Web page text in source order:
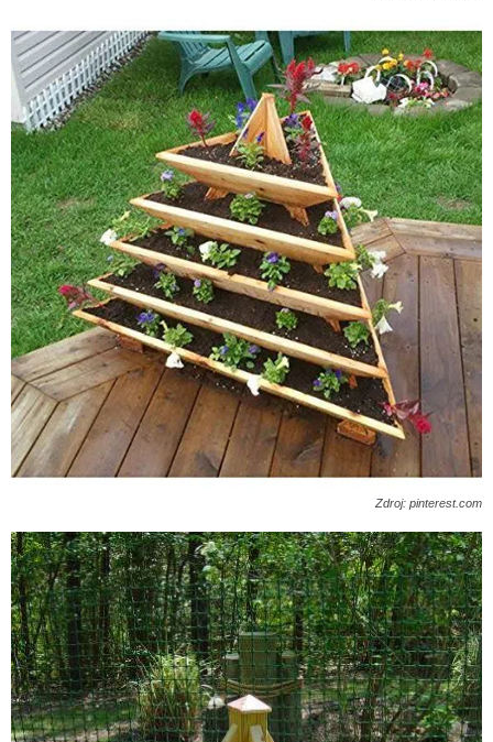
Zdroj: pinterest.com